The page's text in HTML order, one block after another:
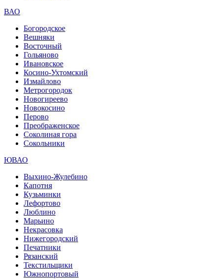
ВАО
Богородское
Вешняки
Восточный
Гольяново
Ивановское
Косино-Ухтомский
Измайлово
Метрогородок
Новогиреево
Новокосино
Перово
Преображенское
Соколиная гора
Сокольники
ЮВАО
Выхино-Жулебино
Капотня
Кузьминки
Лефортово
Люблино
Марьино
Некрасовка
Нижегородский
Печатники
Рязанский
Текстильщики
Южнопортовый